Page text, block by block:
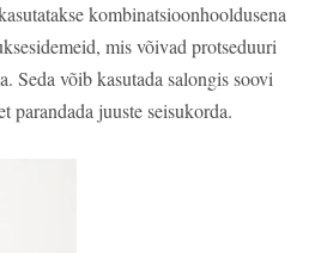
kombinatsioonhooldusena
mis võivad protseduuri
Seda võib kasutada salongis soovi
parandada juuste seisukorda.